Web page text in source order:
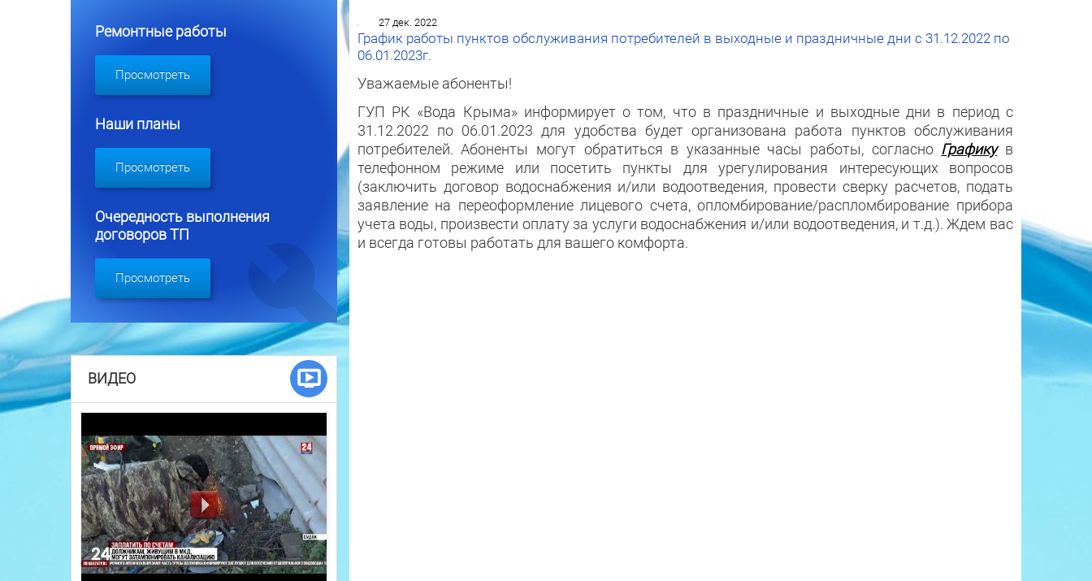
27 дек. 2022
График работы пунктов обслуживания потребителей в выходные и праздничные дни с 31.12.2022 по
06.01.2023г.
Уважаемые абоненты!
ГУП РК «Вода Крыма» информирует о том, что в праздничные и выходные дни в период с
31.12.2022 по 06.01.2023 для удобства будет организована работа пунктов обслуживания
потребителей. Абоненты могут обратиться в указанные часы работы, согласно Графикув
телефонном режиме или посетить пункты для урегулирования интересующих вопросов
(заключить договор водоснабжения и/или водоотведения, провести сверку расчетов, подать
заявление на переоформление лицевого счета, опломбирование/распломбирование прибора
учета воды, произвести оплату за услуги водоснабжения и/или водоотведения, и т.д.). Ждем вас
и всегда готовы работать для вашего комфорта.
Ремонтные работы
Просмотреть
Наши планы
Просмотреть
Очередность выполнения
договоров ТП
Просмотреть
ВИДЕО